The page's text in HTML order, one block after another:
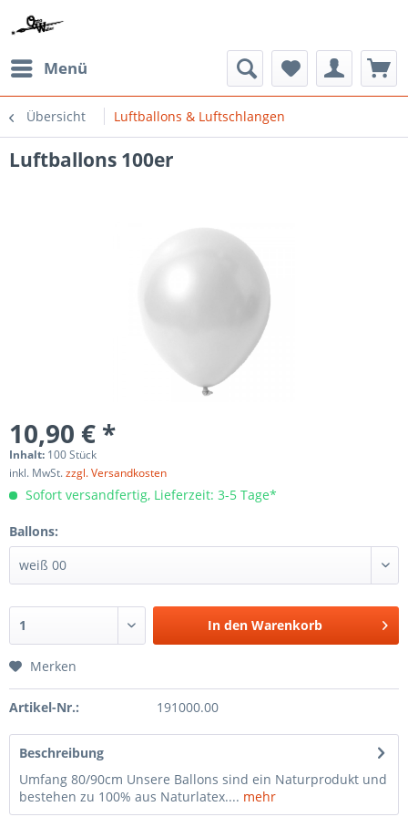
Menü
Übersicht Luftballons & Luftschlangen
Luftballons 100er
10,90 € *
Inhalt: 100 Stück
inkl. MwSt.zzgl. Versandkosten
Sofort versandfertig, Lieferzeit: 3-5 Tage*
Ballons:
In den Warenkorb
Merken
Artikel-Nr.: 191000.00
Beschreibung
Umfang 80/90cm Unsere Ballons sind ein Naturprodukt und
bestehen zu 100% aus Naturlatex.... mehr